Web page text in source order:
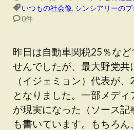
いつもの社会像, シンシアリーのブ
0件
昨日は自動車関税25％な
せんでしたが、最大野党共
（イジェミョン）代表が
となりました。一部メデ
が現実になった（ソース記
も書いています。もちろ